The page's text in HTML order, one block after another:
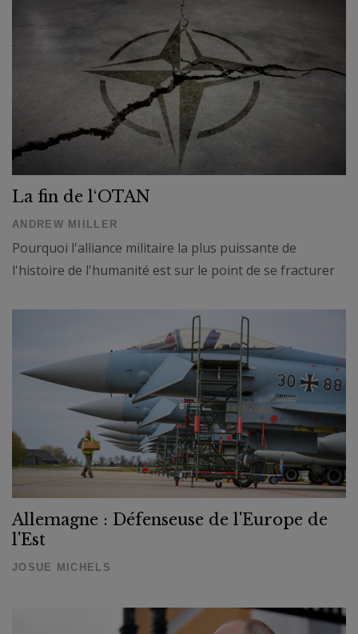
La fin de l‘OTAN
ANDREW MIILLER
Pourquoi l'alliance militaire la plus puissante de
l'histoire de l'humanité est sur le point de se fracturer
Allemagne : Défenseuse de l'Europe de
l'Est
JOSUE MICHELS